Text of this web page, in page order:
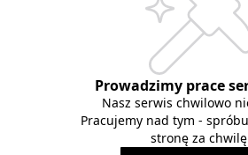
Prowadzimy prace
Nasz serwis chwilowo
Pracujemy nad tym -
stronę za chwilę